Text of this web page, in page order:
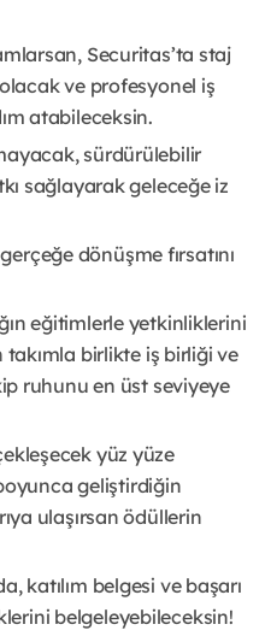
Securitas’ta staj
ve profesyonel iş
atabileceksin.
sürdürülebilir
sağlayarak geleceğe iz
dönüşme fırsatını
eğitimlerle yetkinliklerini
birlikte iş birliği ve
ruhunu en üst seviyeye
yüz yüze
geliştirdiğin
ulaşırsan ödüllerin
katılım belgesi ve başarı
belgeleyebileceksin!